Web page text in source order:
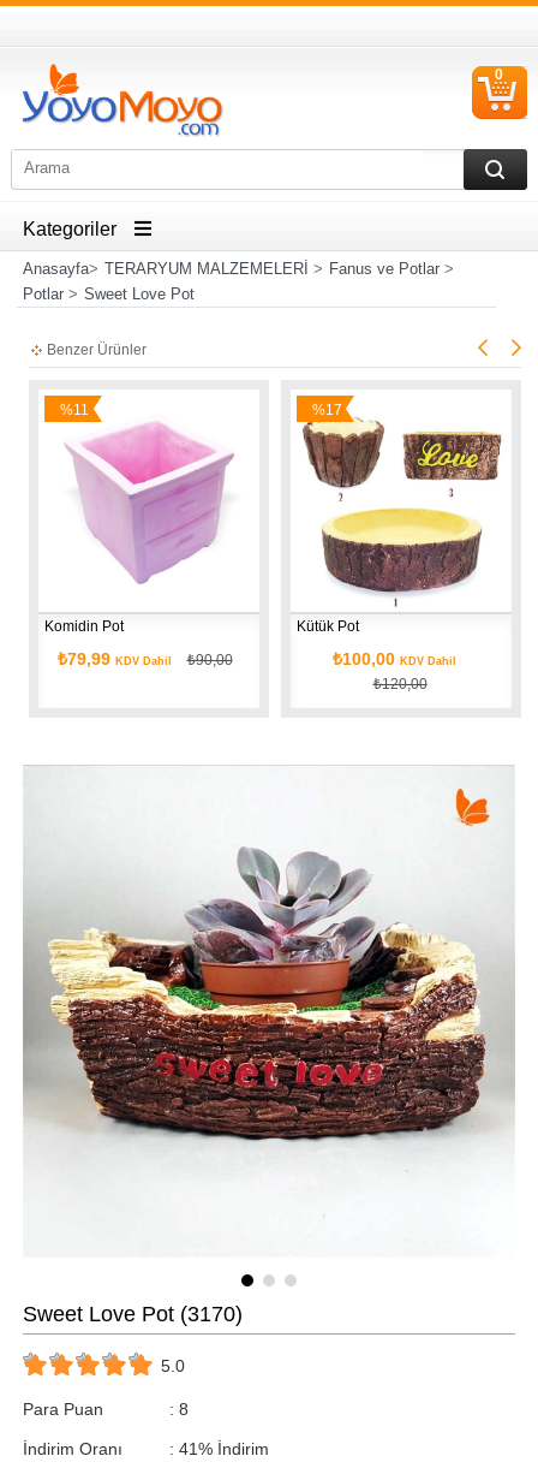
0
Kategoriler
Anasayfa> TERARYUM MALZEMELERİ > Fanus ve Potlar>
Potlar> Sweet Love Pot
Benzer Ürünler
Komidin Pot
₺79,99 KDV Dahil ₺90,00
%11
İndirim
Kütük Pot
₺100,00 KDV Dahil
₺120,00
%17
İndirim
Sweet Love Pot (3170)
5.0
Para Puan : 8
İndirim Oranı : %
41 İndirim